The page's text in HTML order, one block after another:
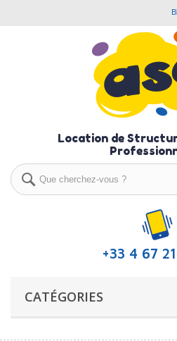
Location de
+33 4 67
CATÉGORIES